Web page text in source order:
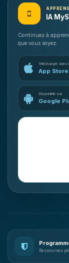
IA
Continuez à
que vous soyez.
Télécharger dans
App Store
Disponible sur
Google
Ressources